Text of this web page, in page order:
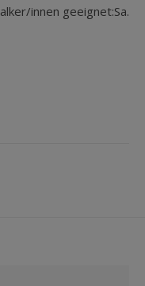
innen geeignet:Sa.